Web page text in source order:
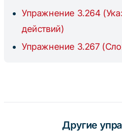
Упражнение 3.264
действий)
Упражнение 3.267
Другие